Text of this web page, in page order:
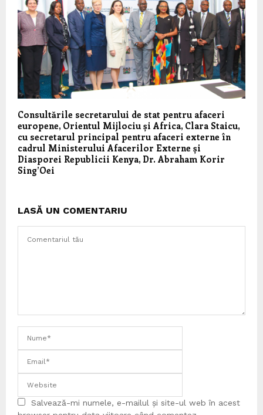
Consultările secretarului de stat pentru afaceri
europene, Orientul Mijlociu și Africa, Clara Staicu,
cu secretarul principal pentru afaceri externe în
cadrul Ministerului Afacerilor Externe și
Diasporei Republicii Kenya, Dr. Abraham Korir
Sing’Oei
LASĂ UN COMENTARIU
Salvează-mi numele, e-mailul și site-ul web în acest